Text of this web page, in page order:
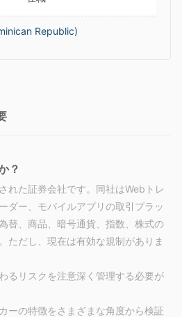
Republic)
？
れた証券会社です。同社はWebトレ
ダー、モバイルアプリの取引プラッ
替、商品、暗号通貨、指数、株式の
ただし、現在は有効な規制がありま
るリスクを注意深く管理する必要が
ーの特徴をさまざまな角度から検証